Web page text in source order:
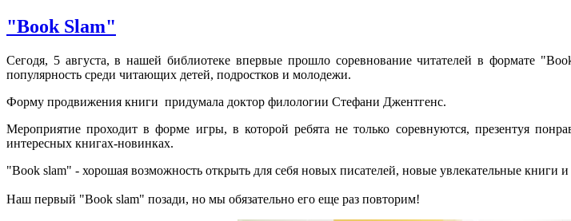
"Book Slam"
Сегодя, 5 августа, в нашей библиотеке впервые прошло соревнование читателей в формате
популярность среди читающих детей, подростков и молодежи.
Форму продвижения книги придумала доктор филологии Стефани Джентгенс.
Мероприятие проходит в форме игры, в которой ребята не только соревнуются, презентуя
интересных книгах-новинках.
"Book slam" - хорошая возможность открыть для себя новых писателей, новые увлекательные книги
Наш первый "Book slam" позади, но мы обязательно его еще раз повторим!